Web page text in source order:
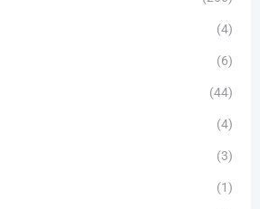
(4)
(6)
(44)
(4)
(3)
(1)